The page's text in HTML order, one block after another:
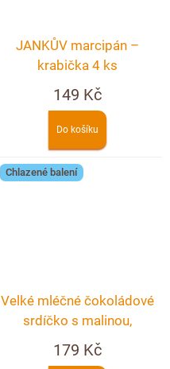
JANKŮV marcipán –
krabička 4 ks
149 Kč
Do košíku
Chlazené balení
Velké mléčné čokoládové
srdíčko s malinou,
pistáciemi a bílou
čokoládou
179 Kč